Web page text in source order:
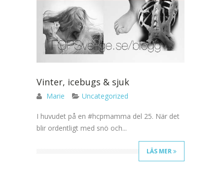
Vinter, icebugs & sjuk
Marie Uncategorized
I huvudet på en #hcpmamma del 25. När det
blir ordentligt med snö och...
LÄS MER